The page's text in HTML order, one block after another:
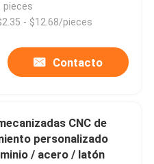
pieces
- $12.68/pieces
Contacto
CNC de
personalizado
/ acero / latón